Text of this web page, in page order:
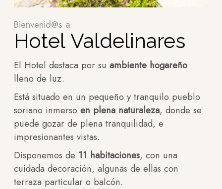
Bienvenid@s a
Hotel Valdelinares
El Hotel destaca por su ambiente hogareño
lleno de luz.
Está situado en un pequeño y tranquilo pueblo
soriano inmerso en plena naturaleza, donde se
puede gozar de plena tranquilidad, e
impresionantes vistas.
Disponemos de 11 habitaciones, con una
cuidada decoración, algunas de ellas con
terraza particular o balcón.